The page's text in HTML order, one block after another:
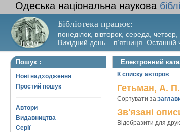
Одеська національна наукова
Бібліотека працює:
понеділок, вівторок, середа,
Вихідний день – п’ятниця.
Пошук :
Нові надходження
Простий пошук
Автори
Видавництва
Серії
Електронний
К списку авторов
Гетьман, А. П.
Сортувати за:
Зв'язані
Відобразити для